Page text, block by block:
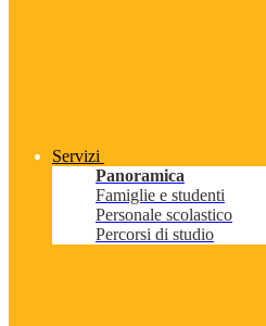
Servizi
Panoramica
Famiglie e studenti
Personale scolastico
Percorsi di studio